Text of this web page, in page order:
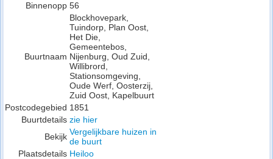
Binnenopp 56
Buurtnaam
Blockhovepark,
Tuindorp, Plan Oost,
Het Die,
Gemeentebos,
Nijenburg, Oud Zuid,
Willibrord,
Stationsomgeving,
Oude Werf, Oosterzij,
Zuid Oost, Kapelbuurt
Postcodegebied 1851
Buurtdetails zie hier
Bekijk Vergelijkbare huizen in
de buurt
Plaatsdetails Heiloo